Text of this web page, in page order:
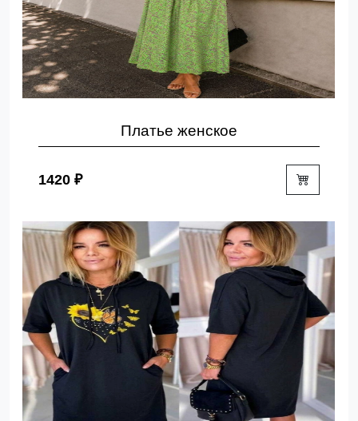
Платье женское
1420 ₽